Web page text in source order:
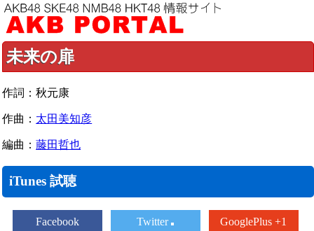
未来の扉
作詞：秋元康
作曲： 太田美知彦
編曲：藤田哲也
iTunes 試聴
Facebook Twitter GooglePlus +1